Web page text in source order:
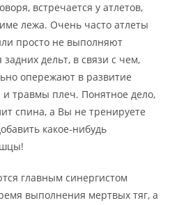
встре­ча­ет­ся у ат­ле­тов,
лежа. Очень часто атлеты
просто не выполняют
дельт, в свя­зи с чем,
опережают в развитие
и трав­мы плеч. Понятное дело,
спина, а Вы не тре­ни­руе­те
какое-нибудь
главным синергистом
вы­пол­не­ния мерт­вых тяг, а